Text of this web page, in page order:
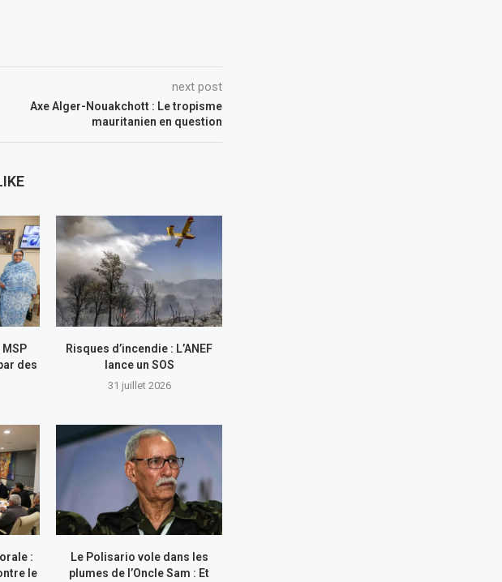
next post
Axe Alger-Nouakchott : Le tropisme
mauritanien en question
des
Risques d’incendie : L’ANEF
lance un SOS
31 juillet 2026
:
le
Le Polisario vole dans les
plumes de l’Oncle Sam : Et